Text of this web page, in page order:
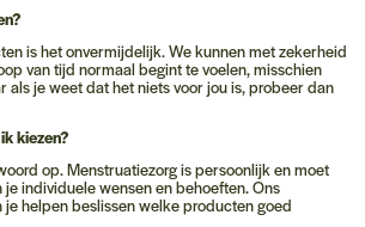
is het onvermijdelijk. We kunnen met zekerheid
van tijd normaal begint te voelen, misschien
als je weet dat het niets voor jou is, probeer dan
kiezen?
op. Menstruatiezorg is persoonlijk en moet
individuele wensen en behoeften. Ons
je helpen beslissen welke producten goed